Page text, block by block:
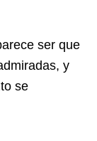
ser que
y
se